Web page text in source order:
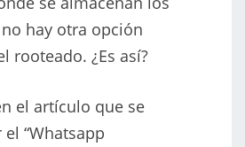
hay otra opción
rooteado. ¿Es así?
el artículo que se
“Whatsapp